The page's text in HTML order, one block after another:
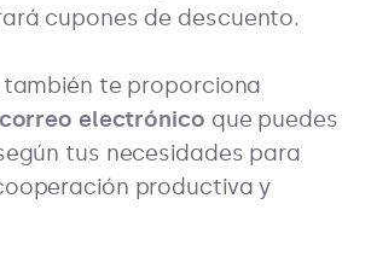
cupones de descuento.
te proporciona
electrónico que puedes
tus necesidades para
productiva y